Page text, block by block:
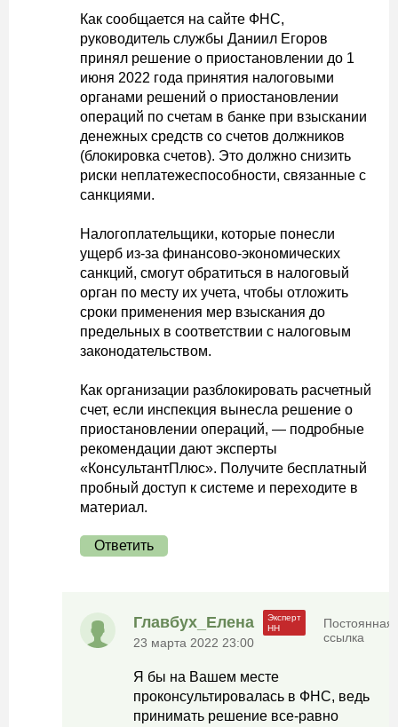
Как сообщается на сайте ФНС,
руководитель службы Даниил Егоров
принял решение о приостановлении до 1
июня 2022 года принятия налоговыми
органами решений о приостановлении
операций по счетам в банке при взыскании
денежных средств со счетов должников
(блокировка счетов). Это должно снизить
риски неплатежеспособности, связанные с
санкциями.
Налогоплательщики, которые понесли
ущерб из-за финансово-экономических
санкций, смогут обратиться в налоговый
орган по месту их учета, чтобы отложить
сроки применения мер взыскания до
предельных в соответствии с налоговым
законодательством.
Как организации разблокировать расчетный
счет, если инспекция вынесла решение о
приостановлении операций, — подробные
рекомендации дают эксперты
«КонсультантПлюс». Получите бесплатный
пробный доступ к системе и переходите в
материал.
Ответить
Главбух_Елена
23 марта 2022 23:00
Постоянная
ссылка
Я бы на Вашем месте
проконсультировалась в ФНС, ведь
принимать решение все-равно